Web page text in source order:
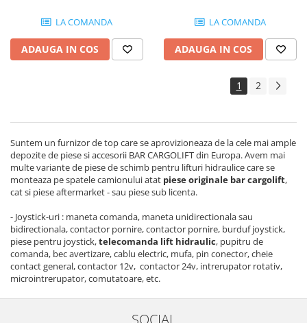
LA COMANDA
ADAUGA IN COS
LA COMANDA
ADAUGA IN COS
1 2
Suntem un furnizor de top care se aprovizioneaza de la cele mai ample
depozite de piese si accesorii BAR CARGOLIFT din Europa. Avem mai
multe variante de piese de schimb pentru lifturi hidraulice care se
monteaza pe spatele camionului atat piese originale bar cargolift,
cat si piese aftermarket - sau piese sub licenta.
- Joystick-uri : maneta comanda, maneta unidirectionala sau
bidirectionala, contactor pornire, contactor pornire, burduf joystick,
piese pentru joystick,telecomanda lift hidraulic, pupitru de
comanda, bec avertizare, cablu electric, mufa, pin conector, cheie
contact general, contactor 12v, contactor 24v, intrerupator rotativ,
microintrerupator, comutatoare, etc.
SOCIAL